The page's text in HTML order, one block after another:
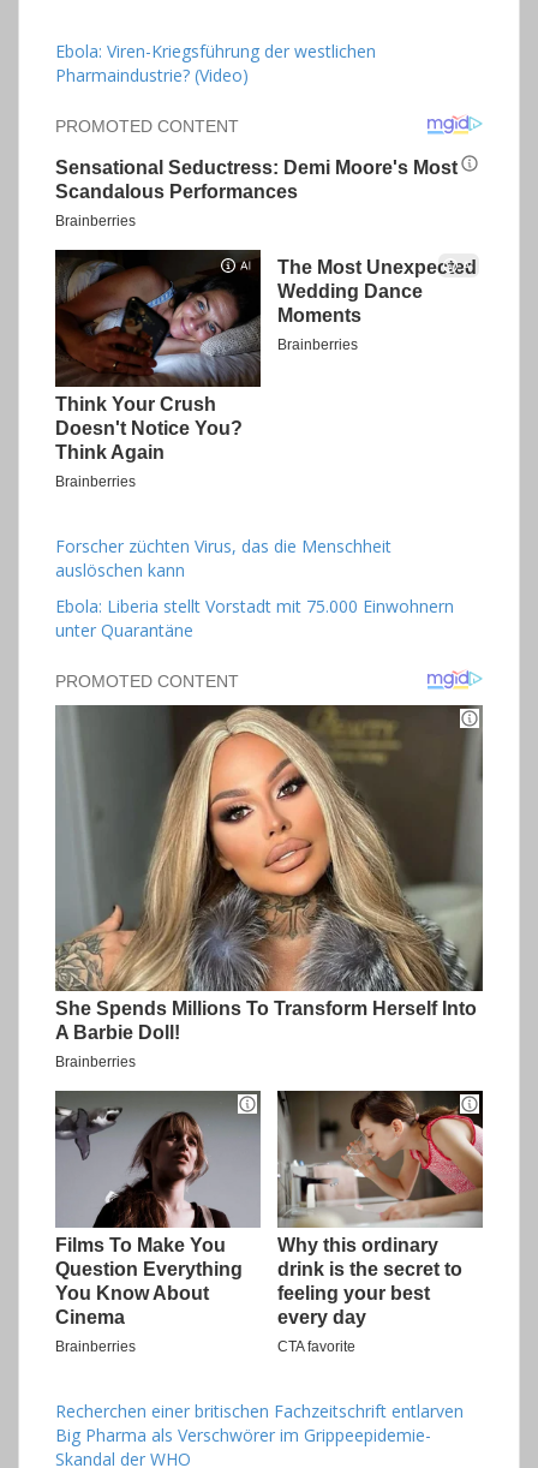
Ebola: Viren-Kriegsführung der westlichen
Pharmaindustrie? (Video)
Forscher züchten Virus, das die Menschheit
auslöschen kann
Ebola: Liberia stellt Vorstadt mit 75.000 Einwohnern
unter Quarantäne
Recherchen einer britischen Fachzeitschrift entlarven
Big Pharma als Verschwörer im Grippeepidemie-
Skandal der WHO